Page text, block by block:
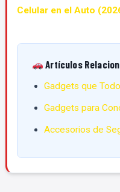
Celular en el Auto
Artículos
Gadgets que
Gadgets para
Accesorios de